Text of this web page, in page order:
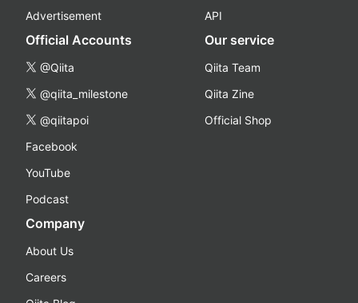
Advertisement
API
Official Accounts
@Qiita
@qiita_milestone
@qiitapoi
Facebook
YouTube
Podcast
Our service
Qiita Team
Qiita Zine
Official Shop
Company
About Us
Careers